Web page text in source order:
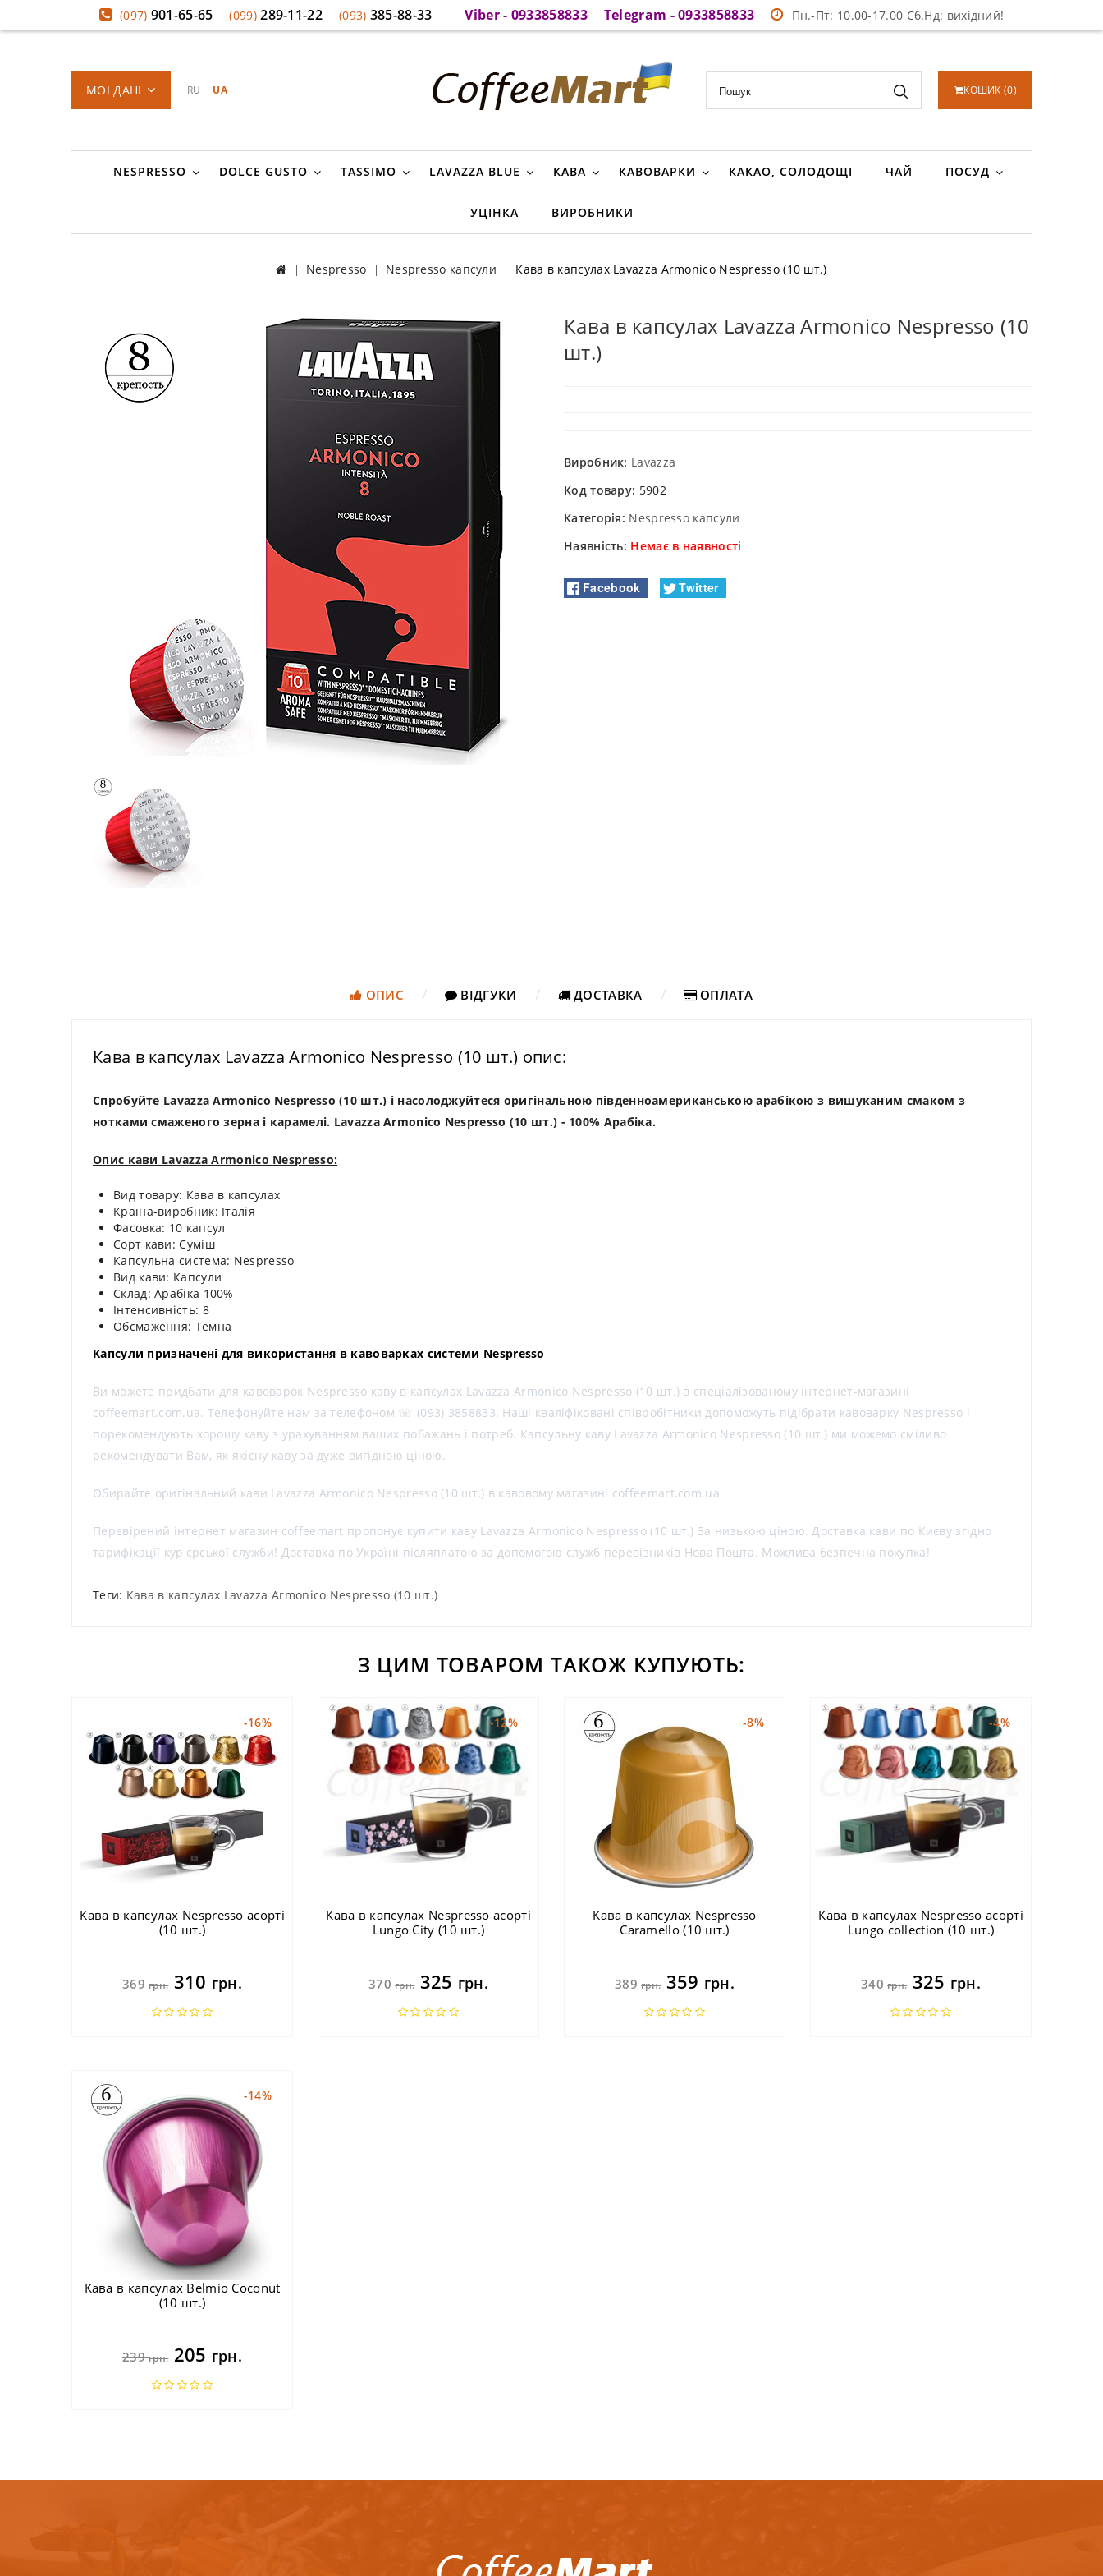
(097) 901-65-65 (099)289-11-22 (093) 385-88-33 Viber - 0933858833 Telegram - 0933858833 Пн.-Пт: 10.00-17.00 Сб.Нд: вихідний!
МОЇ ДАНІ RU UA КОШИК (0)
NESPRESSO DOLCE GUSTO TASSIMO LAVAZZA BLUE КАВА КАВОВАРКИ КАКАО, СОЛОДОЩІ ЧАЙ ПОСУД
УЦІНКА ВИРОБНИКИ
Nespresso Nespresso капсули Кава в капсулах Lavazza Armonico Nespresso (10 шт.)
Кава в капсулах Lavazza Armonico Nespresso (10
шт.)
Виробник: Lavazza
Код товару: 5902
Категорія: Nespresso капсули
Наявність: Немає в наявності
Facebook Twitter
ОПИС ВІДГУКИ ДОСТАВКА ОПЛАТА
Кава в капсулах Lavazza Armonico Nespresso (10 шт.) опис:
Спробуйте Lavazza Armonico Nespresso (10 шт.) і насолоджуйтеся оригінальною південноамериканською арабікою з вишуканим смаком з
нотками смаженого зерна і карамелі. Lavazza Armonico Nespresso (10 шт.) - 100% Арабіка.
Опис кави Lavazza Armonico Nespresso:
Вид товару: Кава в капсулах
Країна-виробник: Італія
Фасовка: 10 капсул
Сорт кави: Суміш
Капсульна система: Nespresso
Вид кави: Капсули
Склад: Арабіка 100%
Інтенсивність: 8
Обсмаження: Темна
Капсули призначені для використання в кавоварках системи Nespresso
Ви можете придбати для кавоварок Nespresso каву в капсулах Lavazza Armonico Nespresso (10 шт.) в спеціалізованому інтернет-магазині
coffeemart.com.ua. Телефонуйте нам за телефоном ☏ (093) 3858833. Наші кваліфіковані співробітники допоможуть підібрати кавоварку Nespresso і
порекомендують хорошу каву з урахуванням ваших побажань і потреб. Капсульну каву Lavazza Armonico Nespresso (10 шт.) ми можемо сміливо
рекомендувати Вам, як якісну каву за дуже вигідною ціною.
Обирайте оригінальний кави Lavazza Armonico Nespresso (10 шт.) в кавовому магазині coffeemart.com.ua
Перевірений інтернет магазин coffeemart пропонує купити каву Lavazza Armonico Nespresso (10 шт.) За низькою ціною. Доставка кави по Києву згідно
тарифікації кур'єрської служби! Доставка по Україні післяплатою за допомогою служб перевізників Нова Пошта. Можлива безпечна покупка!
Теги: Кава в капсулах Lavazza Armonico Nespresso (10 шт.)
З ЦИМ ТОВАРОМ ТАКОЖ КУПУЮТЬ:
-16%
Кава в капсулах Nespresso асорті
(10 шт.)
369грн.310 грн.
-12%
Кава в капсулах Nespresso асорті
Lungo City (10 шт.)
370грн.325 грн.
-8%
Кава в капсулах Nespresso
Caramello (10 шт.)
389грн.359 грн.
-4%
Кава в капсулах Nespresso асорті
Lungo collection (10 шт.)
340грн.325 грн.
-14%
Кава в капсулах Belmio Coconut
(10 шт.)
239грн.205 грн.